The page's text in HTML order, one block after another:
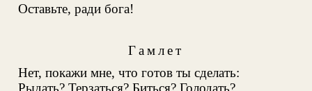
Оставьте, ради бога!
Гамлет
Нет, покажи мне, что готов ты сделать:
Рыдать? Терзаться? Биться? Голодать?